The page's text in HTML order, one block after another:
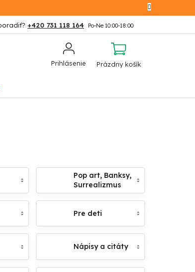
+420 731 118 164
Prihlásenie
NÁKUPNÝ
Prázdny košík
Pop art, Banksy,
Surrealizmus
Pre deti
Nápisy a citáty